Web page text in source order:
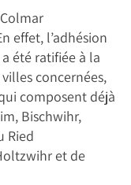
effet, l’adhésion
été ratifiée à la
concernées,
composent déjà
Bischwihr,
Ried
et de